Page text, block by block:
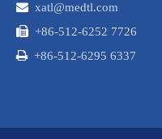
 xatl@medtl.com
 +86-512-6252 7726
 +86-512-6295 6337